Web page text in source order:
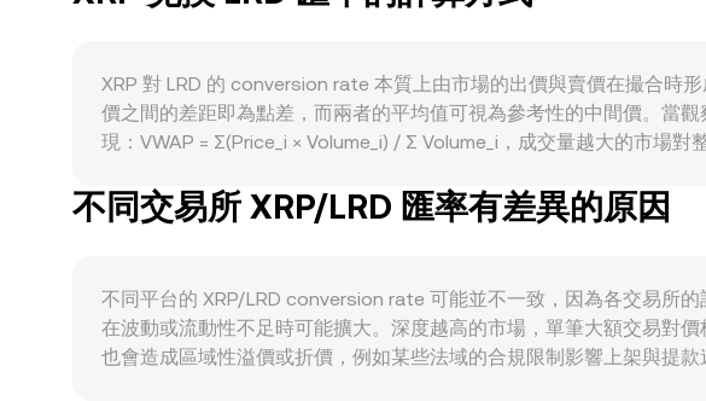
受大盤拖累。同時，LRD 的相對強弱、利率與當地外匯條件會影響以
（鯨魚）流向、以及期貨基差的擴窄，這些因素常在關鍵節點加劇
XRP 對 LRD 的 conversion rate 本質上由市場的出價與賣價在撮合時
價之間的差距即為點差，而兩者的平均值可視為參考性的中間價。當
現：VWAP = Σ(Price_i × Volume_i) / Σ Volume_i，成交量越大的市場
原生訂單簿 DEX 為主，部分生態亦提供自動做市商（AMM）池，常
price = y/x。大量買入或賣出會改變池中儲備比例，進而以滑點形式體
不同交易所 XRP/LRD 匯率有差異的原因
不同平台的 XRP/LRD conversion rate 可能並不一致，因為各交易所
在波動或流動性不足時可能擴大。深度越高的市場，單筆大額交易對
也會造成區域性溢價或折價，例如某些法域的合規限制影響上架與提